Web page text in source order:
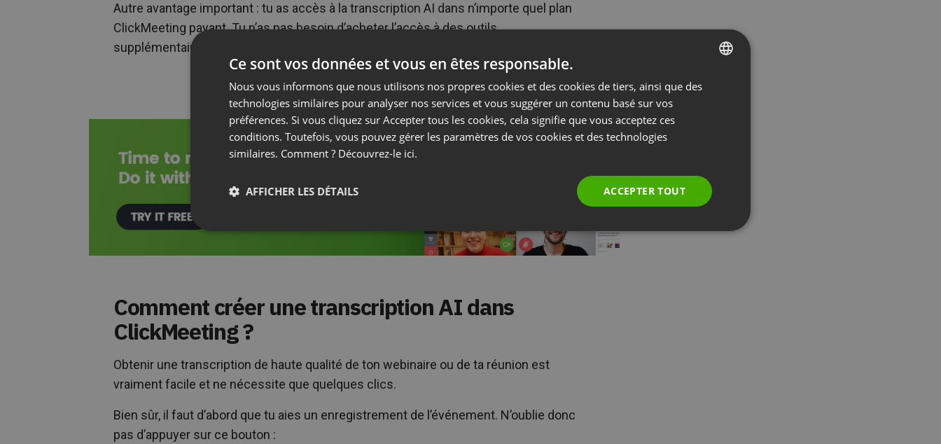
Autre avantage important : tu as accès à la transcription AI dans n’importe quel plan
ClickMeeting payant. Tu n’as pas besoin d’acheter l’accès à des outils
supplémentaires.
Comment créer une transcription AI dans
ClickMeeting ?
Obtenir une transcription de haute qualité de ton webinaire ou de ta réunion est
vraiment facile et ne nécessite que quelques clics.
Bien sûr, il faut d’abord que tu aies un enregistrement de l’événement. N’oublie donc
pas d’appuyer sur ce bouton :
ENGLISH
RUSSIAN
SPANISH
Ce sont vos données et vous en êtes responsable.
Nous vous informons que nous utilisons nos propres cookies et des cookies de tiers, ainsi que des
technologies similaires pour analyser nos services et vous suggérer un contenu basé sur vos
préférences. Si vous cliquez sur Accepter tous les cookies, cela signifie que vous acceptez ces
conditions. Toutefois, vous pouvez gérer les paramètres de vos cookies et des technologies
similaires. Comment ? Découvrez-le ici.
ACCEPTER TOUT
AFFICHER LES DÉTAILS